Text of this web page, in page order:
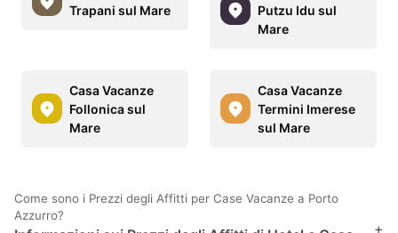
Trapani sul Mare
Putzu Idu sul
Mare
Casa Vacanze
Follonica sul
Mare
Casa Vacanze
Termini Imerese
sul Mare
Come sono i Prezzi degli Affitti per Case Vacanze a Porto
Azzurro?
+